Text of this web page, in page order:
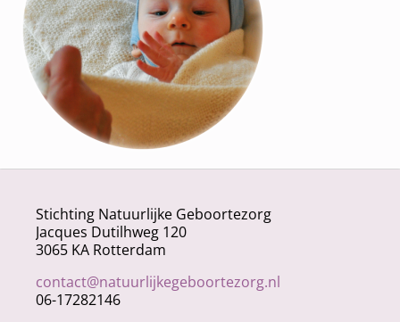
Stichting Natuurlijke Geboortezorg
Jacques Dutilhweg 120
3065 KA Rotterdam
contact@natuurlijkegeboortezorg.nl
06-17282146